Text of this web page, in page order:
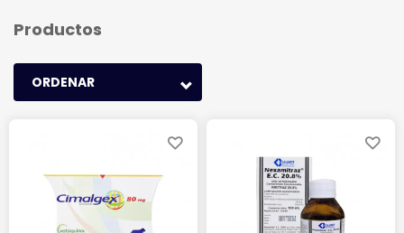
Productos
ORDENAR